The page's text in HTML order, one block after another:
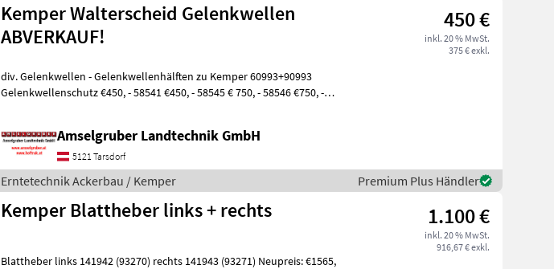
Kemper Walterscheid Gelenkwellen
ABVERKAUF!
450 €
inkl. 20 % MwSt.
375 € exkl.
div. Gelenkwellen - Gelenkwellenhälften zu Kemper 60993+90993
Gelenkwellenschutz €450, - 58541 €450, - 58545 € 750, - 58546 €750, -
Amselgruber Landtechnik GmbH
5121 Tarsdorf
Erntetechnik Ackerbau / Kemper Premium Plus Händler
Kemper Blattheber links + rechts 1.100 €
inkl. 20 % MwSt.
916,67 € exkl.
Blattheber links 141942 (93270) rechts 141943 (93271) Neupreis: €1565,